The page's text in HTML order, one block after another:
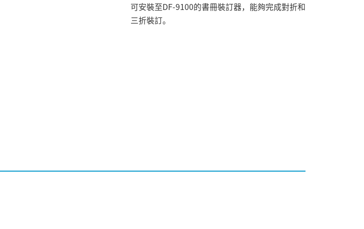
可安裝至DF-9100的書冊裝訂器，能夠完成對折和
三折裝訂。